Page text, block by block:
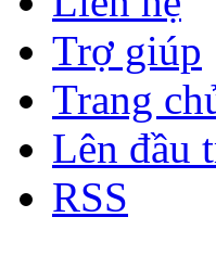
Trợ giúp
Trang
Lên đầu
RSS